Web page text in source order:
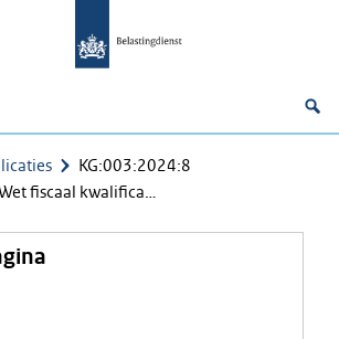
KG:003:2024:8
fiscaal kwalifica…